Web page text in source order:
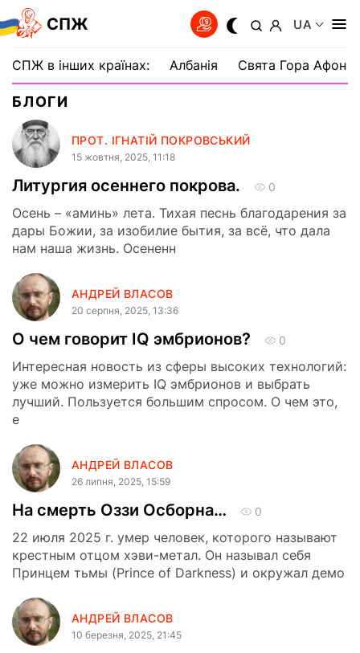
СПЖ UA
СПЖ в інших країнах: Албанія Свята Гора Афон
БЛОГИ
ПРОТ. ІГНАТІЙ ПОКРОВСЬКИЙ
15 жовтня, 2025, 11:18
Литургия осеннего покрова. 0
Осень – «аминь» лета. Тихая песнь благодарения за
дары Божии, за изобилие бытия, за всё, что дала
нам наша жизнь. Осененн
АНДРЕЙ ВЛАСОВ
20 серпня, 2025, 13:36
О чем говорит IQ эмбрионов? 0
Интересная новость из сферы высоких технологий:
уже можно измерить IQ эмбрионов и выбрать
лучший. Пользуется большим спросом. О чем это,
е
АНДРЕЙ ВЛАСОВ
26 липня, 2025, 15:59
На смерть Оззи Осборна… 0
22 июля 2025 г. умер человек, которого называют
крестным отцом хэви-метал. Он называл себя
Принцем тьмы (Prince of Darkness) и окружал демо
АНДРЕЙ ВЛАСОВ
10 березня, 2025, 21:45